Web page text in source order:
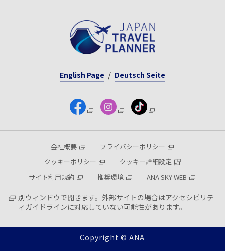
English Page Deutsch Seite
会社概要
プライバシーポリシー
クッキーポリシー
クッキー詳細設定
サイト利用規約
推奨環境 ANA SKY WEB
別ウィンドウで開きます。外部サイトの場合はアクセシビリテ
ィガイドラインに対応していない可能性があります。
Copyright © ANA